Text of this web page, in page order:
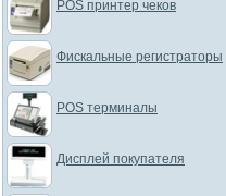
POS принтер чеков
Фискальные регистраторы
POS терминалы
Дисплей покупателя